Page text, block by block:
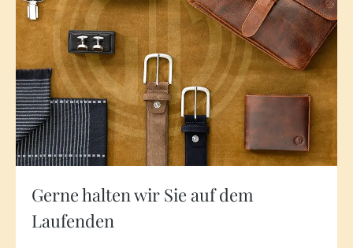
Gerne halten wir Sie auf dem
Laufenden